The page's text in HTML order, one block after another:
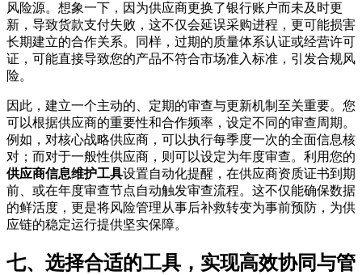
风险源。想象一下，因为供应商更换了银行账户而未及时更
新，导致货款支付失败，这不仅会延误采购进程，更可能损害
长期建立的合作关系。同样，过期的质量体系认证或经营许可
证，可能直接导致您的产品不符合市场准入标准，引发合规风
险。
因此，建立一个主动的、定期的审查与更新机制至关重要。您
可以根据供应商的重要性和合作频率，设定不同的审查周期。
例如，对核心战略供应商，可以执行每季度一次的全面信息核
对；而对于一般性供应商，则可以设定为年度审查。利用您的
供应商信息维护工具设置自动化提醒，在供应商资质证书到期
前、或在年度审查节点自动触发审查流程。这不仅能确保数据
的鲜活度，更是将风险管理从事后补救转变为事前预防，为供
应链的稳定运行提供坚实保障。
七、选择合适的工具，实现高效协同与管